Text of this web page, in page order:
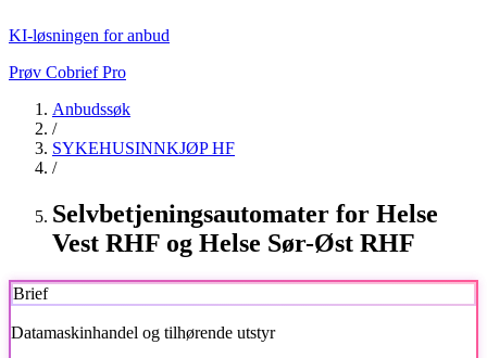
KI-løsningen for anbud
Prøv Cobrief Pro
Anbudssøk
/
SYKEHUSINNKJØP HF
/
Selvbetjeningsautomater for Helse
Vest RHF og Helse Sør-Øst RHF
Brief
Datamaskinhandel og tilhørende utstyr